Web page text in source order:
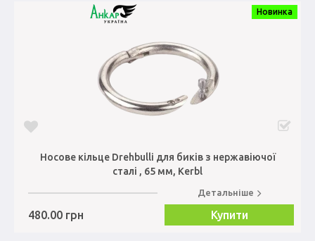
Новинка
Носове кільце Drehbulli для биків з нержавіючої
сталі , 65 мм, Kerbl
480.00 грн
Детальніше
Купити